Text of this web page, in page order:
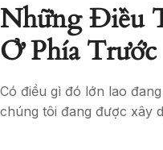
Những Điều
Ở Phía Trước
Có điều gì đó lớn lao
chúng tôi đang được xây